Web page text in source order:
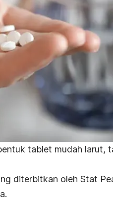
tablet mudah larut,
diterbitkan oleh Stat